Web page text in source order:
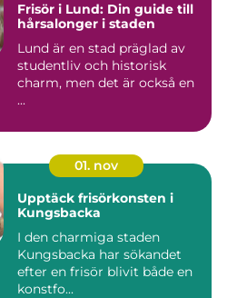
Frisör i Lund: Din guide till
hårsalonger i staden
Lund är en stad präglad av
studentliv och historisk
charm, men det är också en
...
01. nov
Upptäck frisörkonsten i
Kungsbacka
I den charmiga staden
Kungsbacka har sökandet
efter en frisör blivit både en
konstfo...